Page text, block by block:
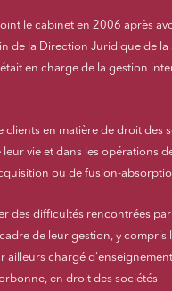
le cabinet en 2006 après
de la Direction Juridique de la
en charge de la gestion
clients en matière de droit des
leur vie et dans les opérations
ou de fusion-
des difficultés rencontrées par
de leur gestion, y compris
ailleurs chargé
en droit des sociétés